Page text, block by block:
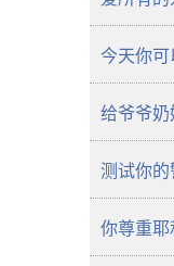
今天你可
给爷爷
测试你的
你尊重耶